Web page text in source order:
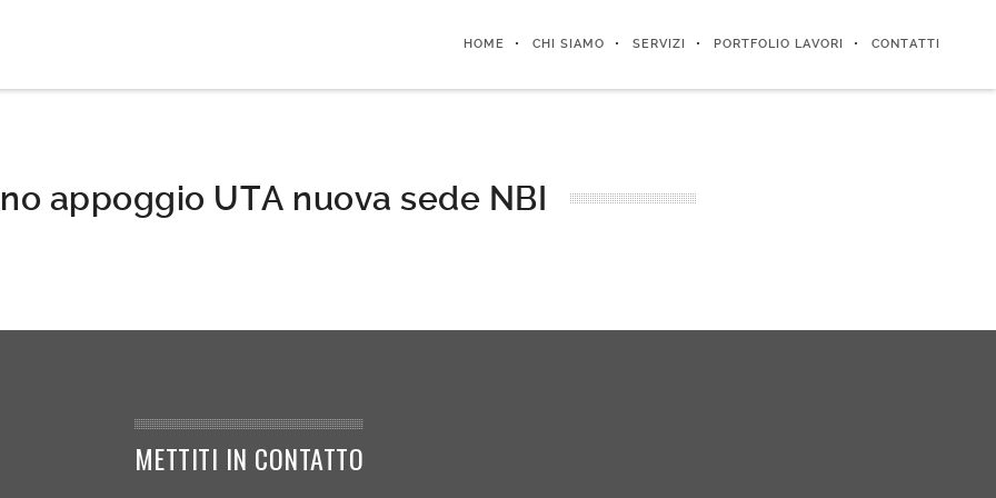
HOME CHI SIAMO SERVIZI PORTFOLIO LAVORI CONTATTI
appoggio UTA nuova sede NBI
METTITI IN CONTATTO